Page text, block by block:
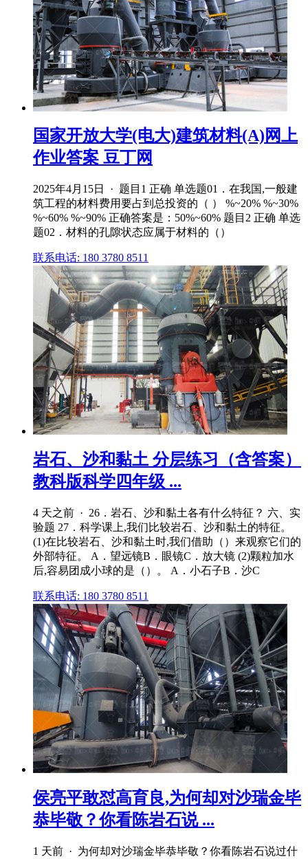
国家开放大学(电大)建筑材料(A)网上
作业答案 豆丁网
2025年4月15日 · 题目1 正确 单选题01．在我国,一般建
筑工程的材料费用要占到总投资的（ ） %~20% %~30%
%~60% %~90% 正确答案是：50%~60% 题目2 正确 单选
题02．材料的孔隙状态应属于材料的（）
联系电话: 180 3780 8511
岩石、沙和黏土 分层练习（含答案）
教科版科学四年级 ...
4 天之前 · 26．岩石、沙和黏土各有什么特征？ 六、实
验题 27．科学课上,我们比较岩石、沙和黏土的特征。
(1)在比较岩石、沙和黏土时,我们借助（）来观察它们的
外部特征。 A．望远镜B．眼镜C．放大镜 (2)颗粒加水
后,容易团成小球的是（）。 A．小石子B．沙C
联系电话: 180 3780 8511
侯亮平敢怼高育良,为何却对沙瑞金毕
恭毕敬？你看陈岩石说 ...
1 天前 · 为何却对沙瑞金毕恭毕敬？你看陈岩石说过什